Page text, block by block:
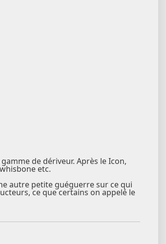
de dériveur. Après le Icon,
etc.
autre petite guéguerre sur ce qui
ce que certains on appelé le